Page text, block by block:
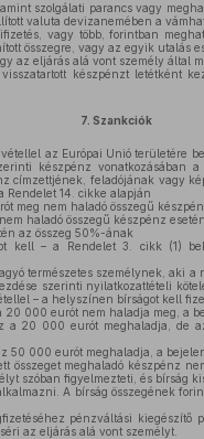
szolgálati parancs vagy
valuta devizanemében a
vagy több, forintban
összegre, vagy az egyik utalás
az eljárás alá vont személy által
készpénzt letétként
7. Szankciók
az Európai Unió területére
készpénz vonatkozásában
címzettjének, feladójának vagy
Rendelet 14. cikke alapján
meg nem haladó összegű
haladó összegű készpénz
az összeg 50%-ának
kell – a Rendelet 3. cikk (1)
természetes személynek, aki a
szerinti nyilatkozattételi
– a helyszínen bírságot kell
000 eurót nem haladja meg, a
a 20 000 eurót meghaladja, de
50 000 eurót meghaladja, a
összeget meghaladó készpénz
szóban figyelmezteti, és bírság
A bírság összegének
pénzváltási kiegészítő
az eljárás alá vont személyt.